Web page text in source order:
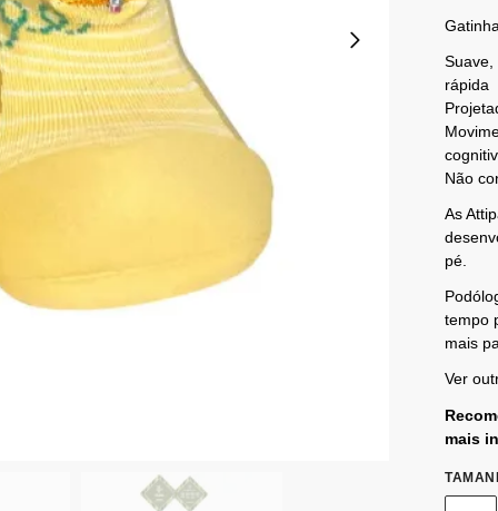
rápida
Não
As
pé.
tempo
mais
Ver
mais